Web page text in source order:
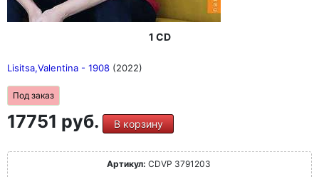
1 CD
Lisitsa,Valentina - 1908 (2022)
Под заказ
17751 руб. В корзину
Артикул: CDVP 3791203